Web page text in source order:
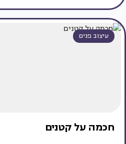
עיצוב פנים
חכמה על קטנים